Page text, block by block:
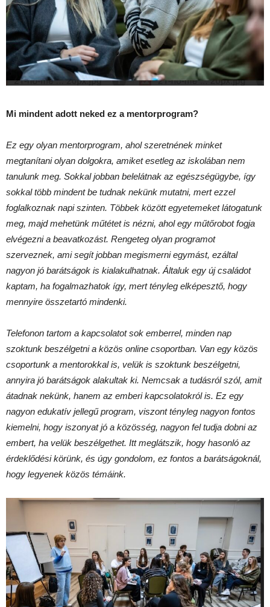
Mi mindent adott neked ez a mentorprogram?
Ez egy olyan mentorprogram, ahol szeretnének minket
megtanítani olyan dolgokra, amiket esetleg az iskolában nem
tanulunk meg. Sokkal jobban belelátnak az egészségügybe, így
sokkal több mindent be tudnak nekünk mutatni, mert ezzel
foglalkoznak napi szinten. Többek között egyetemeket látogatunk
meg, majd mehetünk műtétet is nézni, ahol egy műtőrobot fogja
elvégezni a beavatkozást. Rengeteg olyan programot
szerveznek, ami segít jobban megismerni egymást, ezáltal
nagyon jó barátságok is kialakulhatnak. Általuk egy új családot
kaptam, ha fogalmazhatok így, mert tényleg elképesztő, hogy
mennyire összetartó mindenki.
Telefonon tartom a kapcsolatot sok emberrel, minden nap
szoktunk beszélgetni a közös online csoportban. Van egy közös
csoportunk a mentorokkal is, velük is szoktunk beszélgetni,
annyira jó barátságok alakultak ki. Nemcsak a tudásról szól, amit
átadnak nekünk, hanem az emberi kapcsolatokról is. Ez egy
nagyon edukatív jellegű program, viszont tényleg nagyon fontos
kiemelni, hogy iszonyat jó a közösség, nagyon fel tudja dobni az
embert, ha velük beszélgethet. Itt meglátszik, hogy hasonló az
érdeklődési körünk, és úgy gondolom, ez fontos a barátságoknál,
hogy legyenek közös témáink.